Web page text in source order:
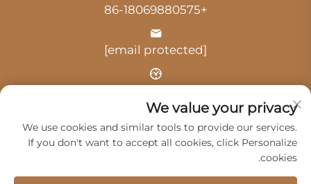
+86-18069880575
[email protected]
שעה: 9:00-18:00
We value your privacy
We use cookies and similar tools to provide our services.
If you don't want to accept all cookies, click Personalize
cookies.